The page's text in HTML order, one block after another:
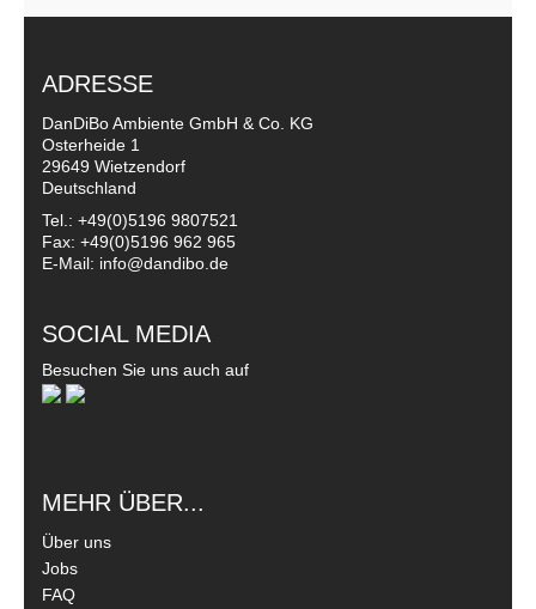
ADRESSE
DanDiBo Ambiente GmbH & Co. KG
Osterheide 1
29649 Wietzendorf
Deutschland
Tel.: +49(0)5196 9807521
Fax: +49(0)5196 962 965
E-Mail: info@dandibo.de
SOCIAL MEDIA
Besuchen Sie uns auch auf
MEHR ÜBER...
Über uns
Jobs
FAQ